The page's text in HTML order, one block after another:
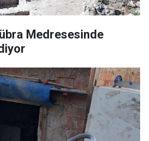
Medresesinde